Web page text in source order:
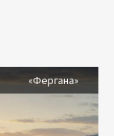
«Фергана»